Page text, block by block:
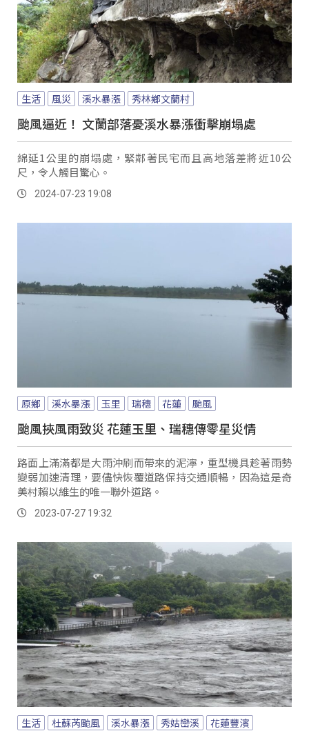
生活 風災 溪水暴漲 秀林鄉文蘭村
颱風逼近！ 文蘭部落憂溪水暴漲衝擊崩塌處
綿延1公里的崩塌處，緊鄰著民宅而且高地落差將近10公
尺，令人觸目驚心。
2024-07-23 19:08
原鄉 溪水暴漲 玉里 瑞穗 花蓮 颱風
颱風挾風雨致災 花蓮玉里、瑞穗傳零星災情
路面上滿滿都是大雨沖刷而帶來的泥濘，重型機具趁著雨勢
變弱加速清理，要儘快恢覆道路保持交通順暢，因為這是奇
美村賴以維生的唯一聯外道路。
2023-07-27 19:32
生活 杜蘇芮颱風 溪水暴漲 秀姑巒溪 花蓮豐濱